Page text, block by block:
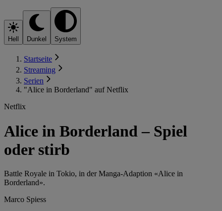
Hell Dunkel System
Startseite
Streaming
Serien
"Alice in Borderland" auf Netflix
Netflix
Alice in Borderland – Spiel
oder stirb
Battle Royale in Tokio, in der Manga-Adaption «Alice in
Borderland».
Marco Spiess